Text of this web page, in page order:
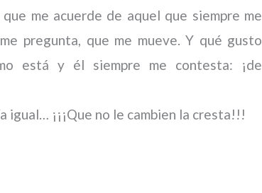
me acuerde de aquel que siempre me
pregunta, que me mueve. Y qué gusto
está y él siempre me contesta: ¡de
igual… ¡¡¡Que no le cambien la cresta!!!